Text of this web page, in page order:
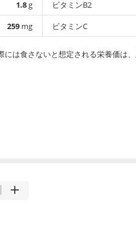
1.8g
259 mg
ビタミンB2
ビタミンC
は食さないと想定される栄養価は